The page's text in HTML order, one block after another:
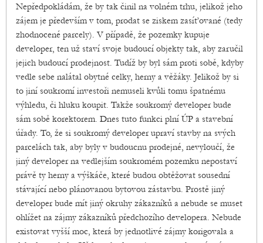
Nepředpokládám, že by tak činil na volném trhu, jelikož jeho
zájem je především v tom, prodat se ziskem zasíťované (tedy
zhodnocené parcely). V případě, že pozemky kupuje
developer, ten už staví svoje budoucí objekty tak, aby zaručil
jejich budoucí prodejnost. Tudíž by byl sám proti sobě, kdyby
vedle sebe nalátal obytné celky, herny a věžáky. Jelikož by si
to jiní soukromí investoři nemuseli kvůli tomu špatnému
výhledu, či hluku koupit. Takže soukromý developer bude
sám sobě korektorem. Dnes tuto funkci plní ÚP a stavební
úřady. To, že si soukromý developer upraví stavby na svých
parcelách tak, aby byly v budoucnu prodejné, nevyloučí, že
jiný developer na vedlejším soukromém pozemku nepostaví
právě ty herny a výškáče, které budou obtěžovat sousední
stávající nebo plánovanou bytovou zástavbu. Prostě jiný
developer bude mít jiný okruhy zákazníků a nebude se muset
ohlížet na zájmy zákazníků předchozího developera. Nebude
existovat vyšší moc, která by jednotlivé zájmy korigovala a